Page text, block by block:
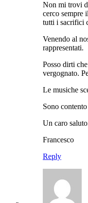
Non mi trovi
cerco sempre
tutti i sacrifici
Venendo al
rappresentati.
Posso dirti
vergognato.
Le musiche
Sono
Un caro
Francesco
Reply